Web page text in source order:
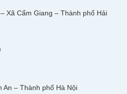
Xã Cẩm Giang – Thành phố Hải
An – Thành phố Hà Nội